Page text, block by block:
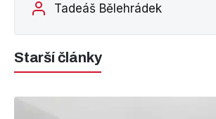
Tadeáš Bělehrádek
Starší články